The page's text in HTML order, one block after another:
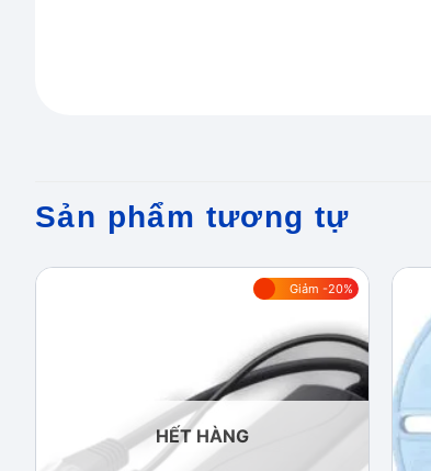
Sản phẩm tương tự
Giảm -20%
Add to
wishlist
HẾT HÀNG